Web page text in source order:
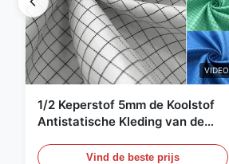
VIDEO
1/2 Keperstof 5mm de Koolstof
Antistatische Kleding van de
Vind de beste prijs